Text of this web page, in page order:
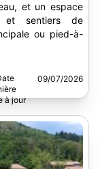
et un espace
et sentiers de
ou pied-à-
09/07/2026